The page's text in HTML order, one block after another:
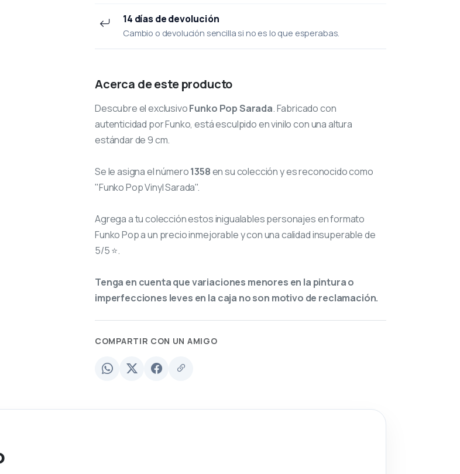
14 días de devolución
Cambio o devolución sencilla si no es lo que esperabas.
Acerca de este producto
Descubre el exclusivoFunko Pop Sarada. Fabricado con
autenticidad por Funko, está esculpido en vinilo con una altura
estándar de 9 cm.
Se le asigna el número1358en su colección y es reconocido como
"Funko Pop Vinyl Sarada".
Agrega a tu colección estos inigualables personajes en formato
Funko Pop a un precio inmejorable y con una calidad insuperable de
5/5 ⭐.
Tenga en cuenta que variaciones menores en la pintura o
imperfecciones leves en la caja no son motivo de reclamación.
COMPARTIR CON UN AMIGO